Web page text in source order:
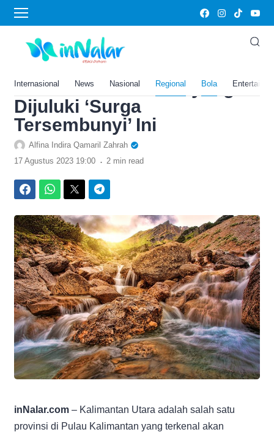
Internasional News Nasional Regional Bola
Home›Bola
134 Km ke Kota Tarakan,
Intip Pesona Air Terjun Unik
di Kalimantan Utara yang
Dijuluki ‘Surga
Tersembunyi’ Ini
Alfina Indira Qamaril Zahrah
17 Agustus 2023 19:00 . 2 min read
inNalar.com – Kalimantan Utara adalah salah satu
provinsi di Pulau Kalimantan yang terkenal akan